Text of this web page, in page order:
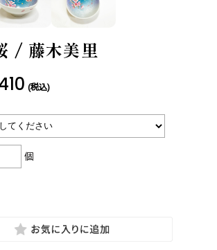
/ 藤木美里
(税込)
個